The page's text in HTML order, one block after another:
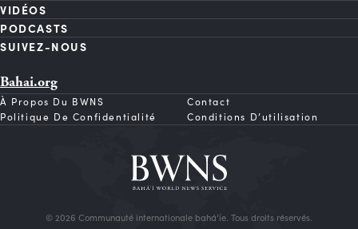
VIDÉOS
PODCASTS
SUIVEZ-NOUS
Bahai.org
À Propos Du BWNS
Contact
Politique De Confidentialité
Conditions D’utilisation
© 2026 Communauté internationale bahá’íe. Tous droits réservés.